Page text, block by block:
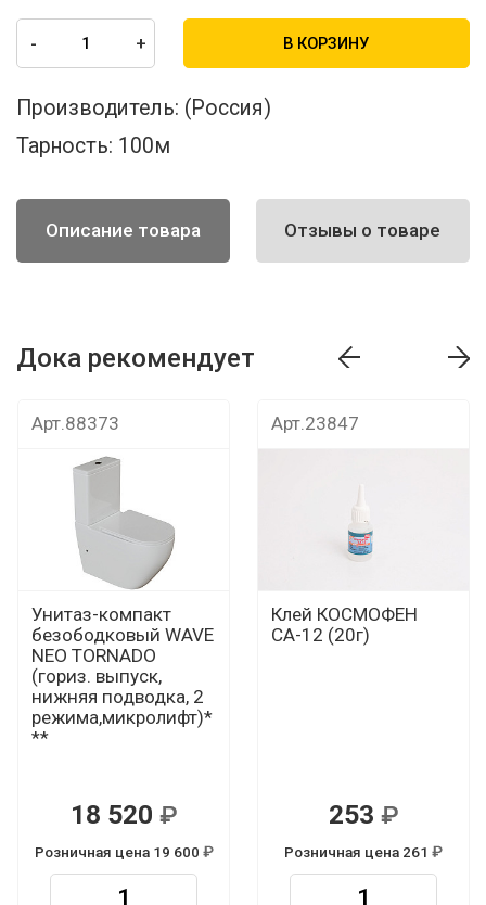
- + В КОРЗИНУ
Производитель: (Россия)
Тарность: 100м
Описание товара Отзывы о товаре
Дока рекомендует
Арт.88373
Унитаз-компакт
безободковый WAVE
NEO TORNADO
(гориз. выпуск,
нижняя подводка, 2
режима,микролифт)*
**
18 520
Розничная цена 19 600
Арт.23847
Клей КОСМОФЕН
СА-12 (20г)
253
Розничная цена 261
Р
Р Р
Дока рекомендует Дока